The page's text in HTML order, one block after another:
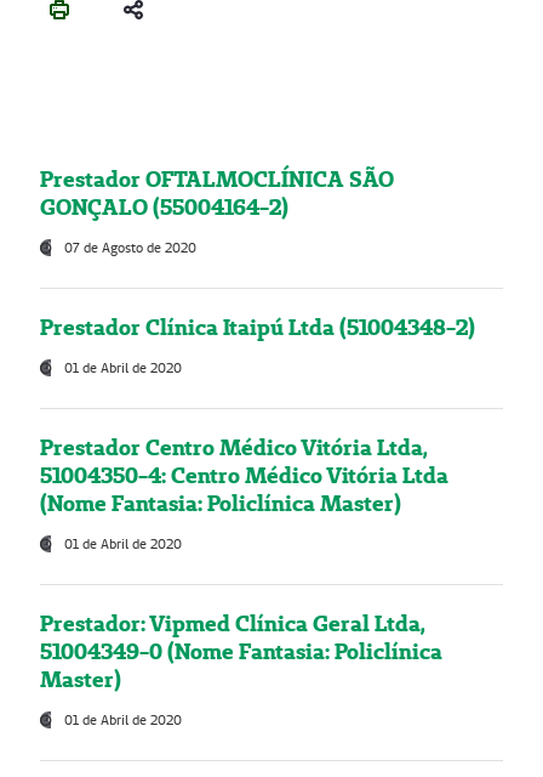
Prestador OFTALMOCLÍNICA SÃO
GONÇALO (55004164-2)
07 de Agosto de 2020
Prestador Clínica Itaipú Ltda (51004348-2)
01 de Abril de 2020
Prestador Centro Médico Vitória Ltda,
51004350-4: Centro Médico Vitória Ltda
(Nome Fantasia: Policlínica Master)
01 de Abril de 2020
Prestador: Vipmed Clínica Geral Ltda,
51004349-0 (Nome Fantasia: Policlínica
Master)
01 de Abril de 2020